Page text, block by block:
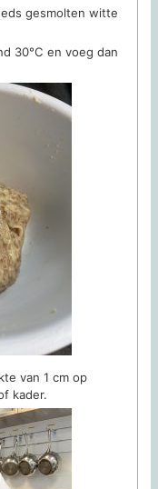
gesmolten witte
30°C en voeg dan
van 1 cm op
kader.